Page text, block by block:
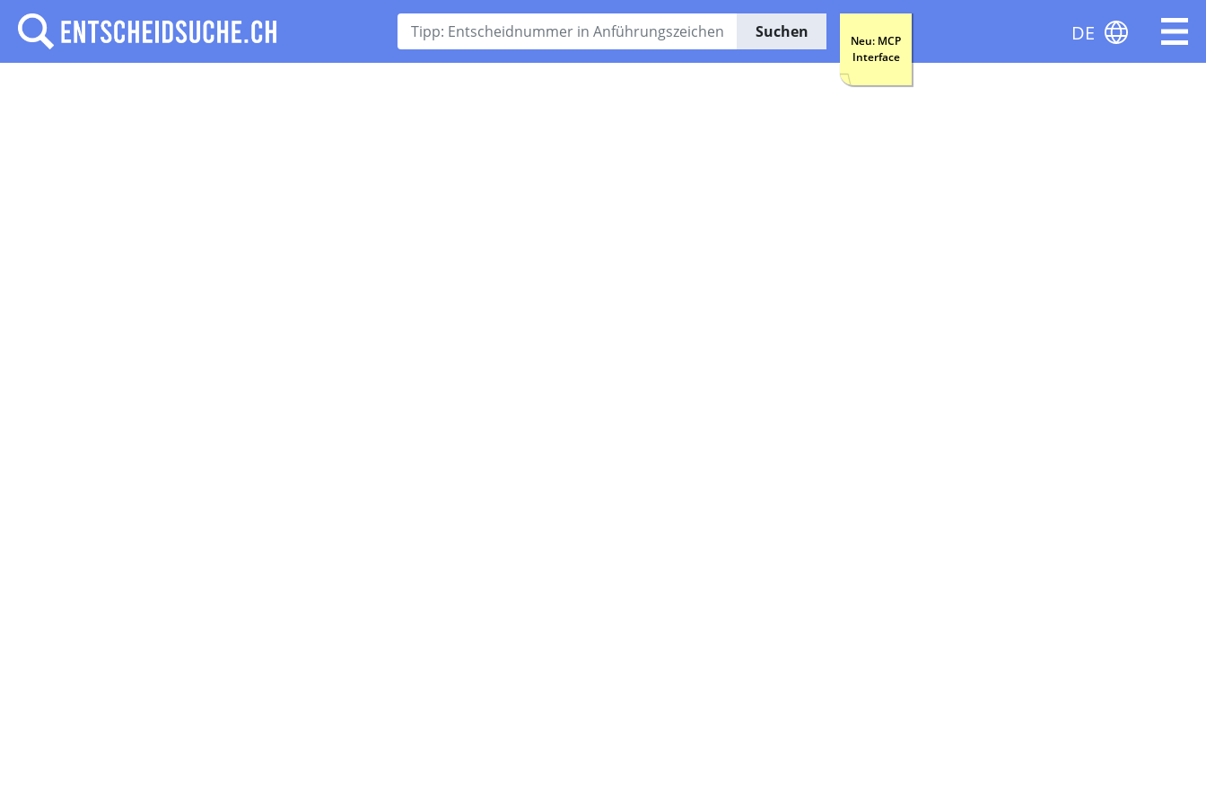
Suchen
Neu: MCP
Interface
DE